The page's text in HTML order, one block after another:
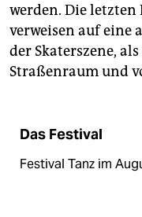
werden. Die
verweisen auf eine
der Skaterszene,
Straßenraum und
Das Festival
Festival Tanz im